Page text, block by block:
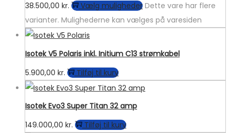
38.500,00 kr. Vælg muligheder Dette vare har flere
varianter. Mulighederne kan vælges på varesiden
Isotek V5 Polaris inkl. Initium C13 strømkabel
5.900,00 kr. Tilføj til kurv
Isotek Evo3 Super Titan 32 amp
149.000,00 kr. Tilføj til kurv